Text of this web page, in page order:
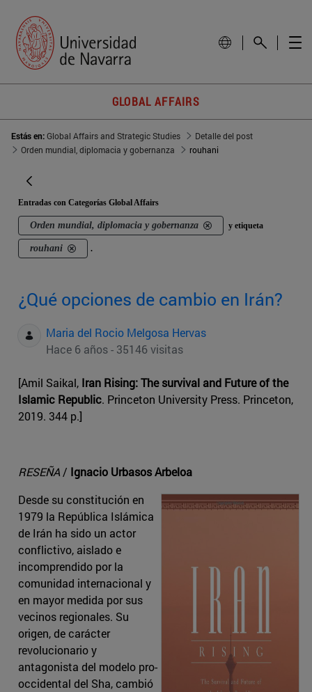
GLOBAL AFFAIRS
Estás en:Global Affairs and Strategic Studies
Detalle del post
Orden mundial, diplomacia y gobernanza
rouhani
Entradas con Categorías Global Affairs
Orden mundial, diplomacia y gobernanza y etiqueta
rouhani .
¿Qué opciones de cambio en Irán?
Maria del Rocio Melgosa Hervas
Hace 6 años - 35146 visitas
[Amil Saikal, Iran Rising: The survival and Future of the
Islamic Republic. Princeton University Press. Princeton,
2019. 344 p.]
RESEÑA/ Ignacio Urbasos Arbeloa
Desde su constitución en
1979 la República Islámica
de Irán ha sido un actor
conflictivo, aislado e
incomprendido por la
comunidad internacional y
en mayor medida por sus
vecinos regionales. Su
origen, de carácter
revolucionario y
antagonista del modelo pro-
occidental del Sha, cambió